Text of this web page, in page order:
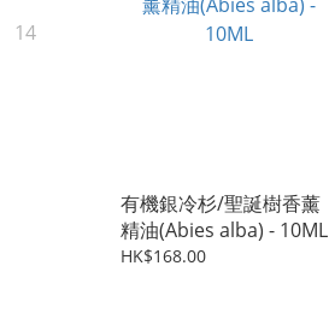
14
有機銀冷杉/聖誕樹香薰
精油(Abies alba) - 10ML
HK$168.00